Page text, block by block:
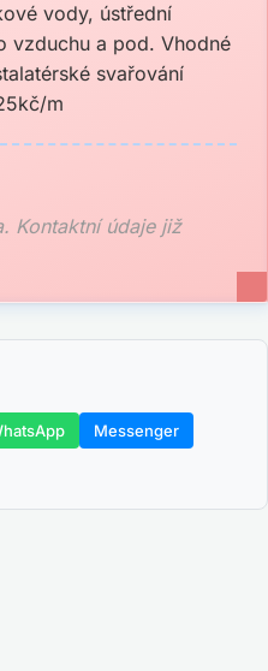
vody, ústřední
vzduchu a pod. Vhodné
svařování
m
Kontaktní údaje již
Messenger